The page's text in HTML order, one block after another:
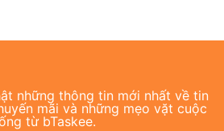
những thông tin mới nhất về tin
mãi và những mẹo vặt cuộc
từ bTaskee.